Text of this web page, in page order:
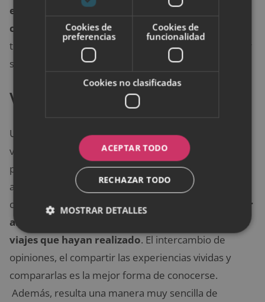
el tiempo libre las personas es una forma de
conocerla en sus aspectos más íntimos
tienen hobbies en común, la conversación podrá fluir
sin problemas.
Viajes y lugares del mundo
Una de las cosas que da mayor placer en la vida es
viajar. Recorrer el mundo aporta experiencias que te
permiten ampliar tu visión. Es una medicina para el
alma y está comprobado que conocer nuevas
culturas y lugares da felicidad. Entonces,
nada mejor
al conversar con una mujer que hablar sobre los
viajes que hayan realizado. El intercambio de
opiniones, el compartir las experiencias vividas y
compararlas es la mejor forma de conocerse.
Además, resulta una manera muy sencilla de
Cookies de
preferencias
Cookies de
funcionalidad
Cookies no clasificadas
ACEPTAR TODO
RECHAZAR TODO
MOSTRAR DETALLES